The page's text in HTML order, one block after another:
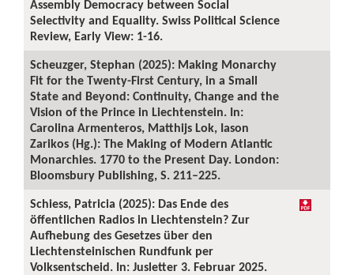
Assembly Democracy between Social
Selectivity and Equality. Swiss Political Science
Review, Early View: 1-16.
Scheuzger, Stephan (2025): Making Monarchy
Fit for the Twenty-First Century, in a Small
State and Beyond: Continuity, Change and the
Vision of the Prince in Liechtenstein. In:
Carolina Armenteros, Matthijs Lok, Iason
Zarikos (Hg.): The Making of Modern Atlantic
Monarchies. 1770 to the Present Day. London:
Bloomsbury Publishing, S. 211–225.
Schiess, Patricia (2025): Das Ende des
öffentlichen Radios in Liechtenstein? Zur
Aufhebung des Gesetzes über den
Liechtensteinischen Rundfunk per
Volksentscheid. In: Jusletter 3. Februar 2025.